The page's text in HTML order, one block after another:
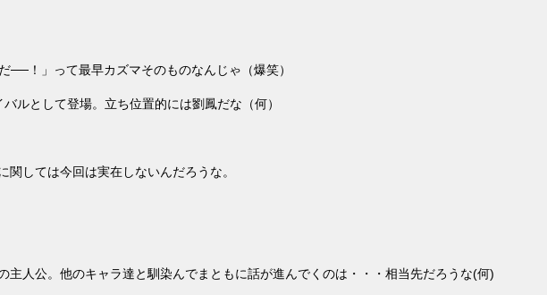
──！」って最早カズマそのものなんじゃ（爆笑）
ルとして登場。立ち位置的には劉鳳だな（何）
しては今回は実在しないんだろうな。
人公。他のキャラ達と馴染んでまともに話が進んでくのは・・・相当先だろうな(何)